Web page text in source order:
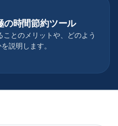
の時間節約ツール
とのメリットや、どのよう
説明します。